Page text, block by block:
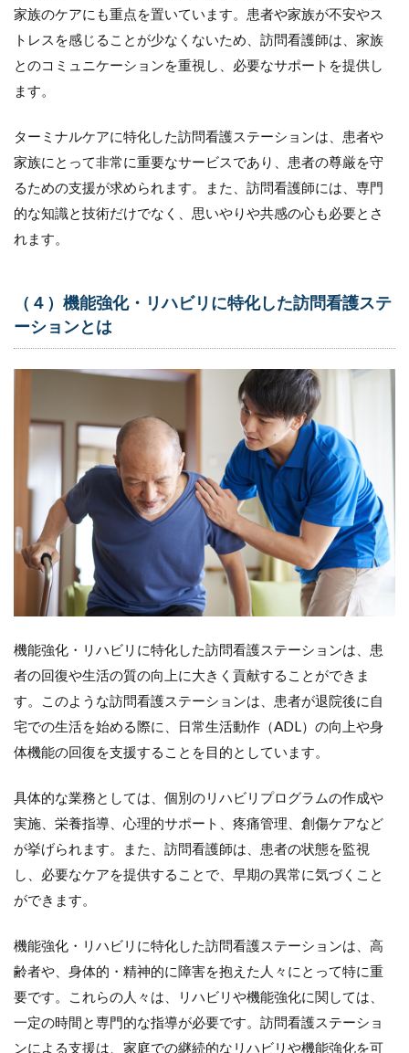
メ
リ
ッ
ト
注
5.1
（１）
需要の
変化に
対応で
きない
5.2
（２）
スタッ
フ採用
の制限
（３）
の集中
（４）
情報共
有の制
限
5.5
（５）
偏り
6
特化
した
訪問
看護
ーシ
の周
知・
アピ
ール
方法
（１）
周知活
6.2
家族のケアにも重点を置いています。患者や家族が不安やス
トレスを感じることが少なくないため、訪問看護師は、家族
とのコミュニケーションを重視し、必要なサポートを提供し
ます。
ターミナルケアに特化した訪問看護ステーションは、患者や
家族にとって非常に重要なサービスであり、患者の尊厳を守
るための支援が求められます。また、訪問看護師には、専門
的な知識と技術だけでなく、思いやりや共感の心も必要とさ
れます。
（４）機能強化・リハビリに特化した訪問看護ステ
ーションとは
機能強化・リハビリに特化した訪問看護ステーションは、患
者の回復や生活の質の向上に大きく貢献することができま
す。このような訪問看護ステーションは、患者が退院後に自
宅での生活を始める際に、日常生活動作（ADL）の向上や身
体機能の回復を支援することを目的としています。
具体的な業務としては、個別のリハビリプログラムの作成や
実施、栄養指導、心理的サポート、疼痛管理、創傷ケアなど
が挙げられます。また、訪問看護師は、患者の状態を監視
し、必要なケアを提供することで、早期の異常に気づくこと
ができます。
機能強化・リハビリに特化した訪問看護ステーションは、高
齢者や、身体的・精神的に障害を抱えた人々にとって特に重
要です。これらの人々は、リハビリや機能強化に関しては、
一定の時間と専門的な指導が必要です。訪問看護ステーショ
ンによる支援は、家庭での継続的なリハビリや機能強化を可